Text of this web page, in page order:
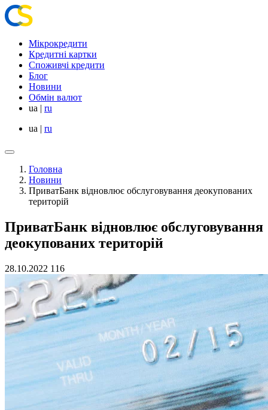
Мікрокредити
Кредитні картки
Споживчі кредити
Блог
Новини
Обмін валют
ua | ru
ua | ru
Головна
Новини
ПриватБанк відновлює обслуговування деокупованих
територій
ПриватБанк відновлює обслуговування
деокупованих територій
28.10.2022 116